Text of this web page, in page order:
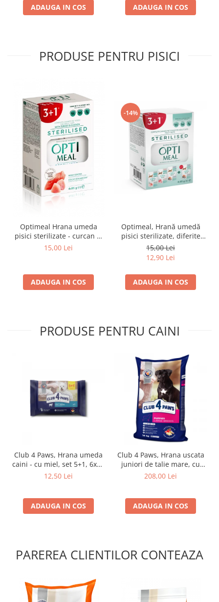
ADAUGA IN COS ADAUGA IN COS
PRODUSE PENTRU PISICI
Optimeal Hrana umeda
pisici sterilizate - curcan si
pui in sos, set 3+1,
15,00 Lei
ADAUGA IN COS
-14%
Optimeal, Hrană umedă
pisici sterilizate, diferite
arome, (3+1), 0.34kg
15,00 Lei
12,90 Lei
ADAUGA IN COS
PRODUSE PENTRU CAINI
Club 4 Paws, Hrana umeda
caini - cu miel, set 5+1, 6x80
g
12,50 Lei
ADAUGA IN COS
Club 4 Paws, Hrana uscata
juniori de talie mare, cu
pui, 14kg
208,00 Lei
ADAUGA IN COS
PAREREA CLIENTILOR CONTEAZA